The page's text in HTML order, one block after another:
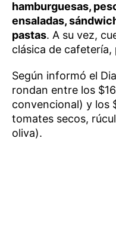
hamburguesas,
ensaladas,
pastas. A su vez,
clásica de
Según informó el
rondan entre los
convencional) y los
tomates secos,
oliva).